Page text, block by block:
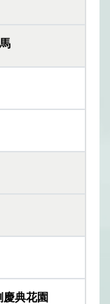
慶典花園